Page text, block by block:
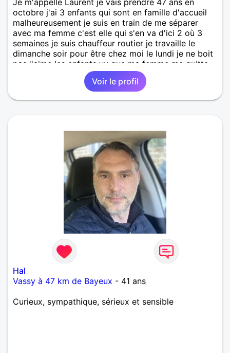
tendresse et un quotidien harmonieux, alors nous
pourrions bien nous entendre. Je viens à Vire pour y
vivre pleinement, pas pour y passer. Et j’aimerais y
rencontrer celle avec qui partager cette nouvelle
étape : une complice, une partenaire, quelqu’un qui a
envie d’écrire une histoire à deux, sans précipitation
mais avec conviction.
Je m'appelle Laurent je vais prendre 47 ans en
octobre j'ai 3 enfants qui sont en famille d'accueil
malheureusement je suis en train de me séparer
avec ma femme c'est elle qui s'en va d'ici 2 où 3
semaines je suis chauffeur routier je travaille le
dimanche soir pour être chez moi le lundi je ne boit
pas j'aime les enfants vu que ma femme me quitte
je ne veux pas rester seul dans ma grande maison
avec 4 chambre j'habite à Vassy dans le 14 j'aime
Voir le profil
Hal
Vassy à 47 km de Bayeux - 41 ans
Curieux, sympathique, sérieux et sensible